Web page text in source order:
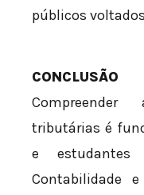
públicos
CONCLUSÃO
tributárias é
e
Contabilidade